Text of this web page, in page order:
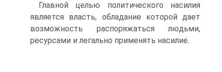
Главной целью политического насилия
является власть, обладание которой дает
возможность распоряжаться людьми,
ресурсами и легально применять насилие.